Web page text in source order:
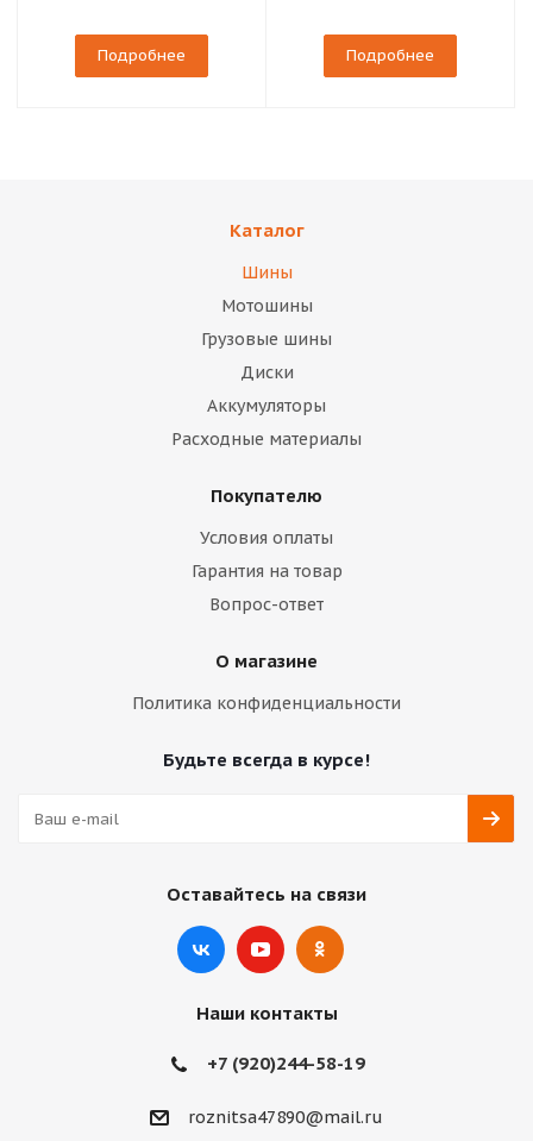
Подробнее Подробнее
Каталог
Шины
Мотошины
Грузовые шины
Диски
Аккумуляторы
Расходные материалы
Покупателю
Условия оплаты
Гарантия на товар
Вопрос-ответ
О магазине
Политика конфиденциальности
Будьте всегда в курсе!
Оставайтесь на связи
Наши контакты
+7 (920)244-58-19
roznitsa47890@mail.ru